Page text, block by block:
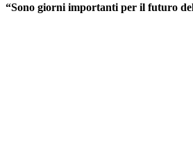
“Sono giorni importanti per il futuro